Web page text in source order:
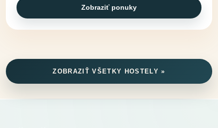
Zobraziť ponuky
ZOBRAZIŤ VŠETKY HOSTELY »